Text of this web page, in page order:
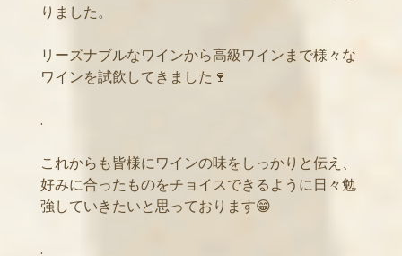
りました。
リーズナブルなワインから高級ワインまで様々な
ワインを試飲してきました🍷
.
これからも皆様にワインの味をしっかりと伝え、
好みに合ったものをチョイスできるように日々勉
強していきたいと思っております😁
.